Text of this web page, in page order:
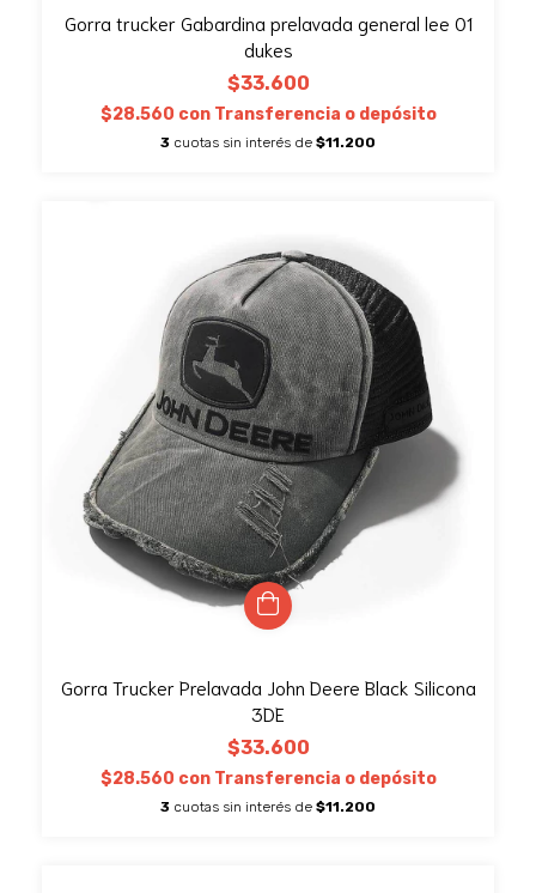
Gorra trucker Gabardina prelavada general lee 01
dukes
$33.600
$28.560 con Transferencia o depósito
3 cuotas sin interés de $11.200
Gorra Trucker Prelavada John Deere Black Silicona
3DE
$33.600
$28.560 con Transferencia o depósito
3 cuotas sin interés de $11.200